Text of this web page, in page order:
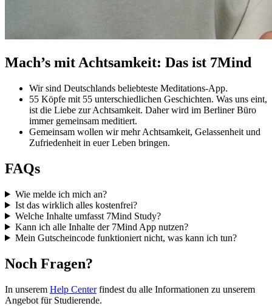
Mach’s mit Achtsamkeit: Das ist 7Mind
Wir sind Deutschlands beliebteste Meditations-App.
55 Köpfe mit 55 unterschiedlichen Geschichten. Was uns eint,
ist die Liebe zur Achtsamkeit. Daher wird im Berliner Büro
immer gemeinsam meditiert.
Gemeinsam wollen wir mehr Achtsamkeit, Gelassenheit und
Zufriedenheit in euer Leben bringen.
FAQs
Wie melde ich mich an?
Ist das wirklich alles kostenfrei?
Welche Inhalte umfasst 7Mind Study?
Kann ich alle Inhalte der 7Mind App nutzen?
Mein Gutscheincode funktioniert nicht, was kann ich tun?
Noch Fragen?
In unserem Help Centerfindest du alle Informationen zu unserem
Angebot für Studierende.